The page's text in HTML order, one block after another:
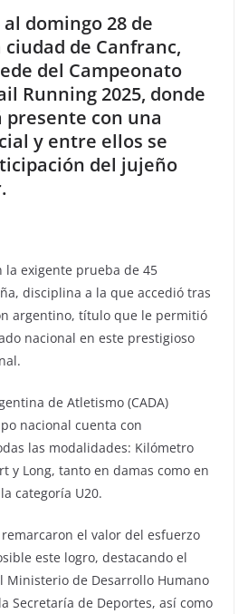
domingo 28 de
de Canfranc,
del Campeonato
Running 2025, donde
con una
y entre ellos se
del jujeño
la exigente prueba de 45
disciplina a la que accedió tras
argentino, título que le permitió
nacional en este prestigioso
de Atletismo (CADA)
nacional cuenta con
las modalidades: Kilómetro
y Long, tanto en damas como en
categoría U20.
el valor del esfuerzo
este logro, destacando el
Ministerio de Desarrollo Humano
Secretaría de Deportes, así como